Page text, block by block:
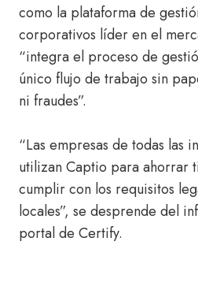
como la plataforma de
corporativos líder en el
“integra el proceso de
único flujo de trabajo sin
ni fraudes”.
“Las empresas de todas las
utilizan Captio para ahorrar
cumplir con los requisitos
locales”, se desprende del
portal de Certify.